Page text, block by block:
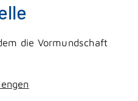
die Vormundschaft